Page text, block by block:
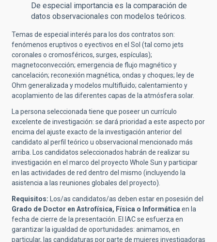
De especial importancia es la comparación de
datos observacionales con modelos teóricos.
Temas de especial interés para los dos contratos son:
fenómenos eruptivos o eyectivos en el Sol (tal como jets
coronales o cromosféricos, surges, espículas);
magnetoconvección; emergencia de flujo magnético y
cancelación; reconexión magnética, ondas y choques; ley de
Ohm generalizada y modelos multifluido; calentamiento y
acoplamiento de las diferentes capas de la atmósfera solar.
La persona seleccionada tiene que poseer un currículo
excelente de investigación: se dará prioridad a este aspecto por
encima del ajuste exacto de la investigación anterior del
candidato al perfil teórico u observacional mencionado más
arriba. Los candidatos seleccionados habrán de realizar su
investigación en el marco del proyecto Whole Sun y participar
en las actividades de red dentro del mismo (incluyendo la
asistencia a las reuniones globales del proyecto).
Requisitos: Los/as candidatos/as deben estar en posesión del
Grado de Doctor en Astrofísica, Física o Informática en la
fecha de cierre de la presentación. El IAC se esfuerza en
garantizar la igualdad de oportunidades: animamos, en
particular, las candidaturas por parte de mujeres investigadoras